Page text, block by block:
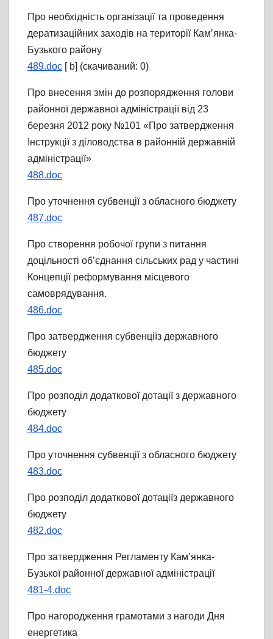
Про необхідність організації та проведення
дератизаційних заходів на території Кам’янка-
Бузького району
489.doc [ b] (cкачиваний: 0)
Про внесення змін до розпорядження голови
районної державної адміністрації від 23
березня 2012 року №101 «Про затвердження
Інструкції з діловодства в районній державній
адміністрації»
488.doc
Про уточнення субвенції з обласного бюджету
487.doc
Про створення робочої групи з питання
доцільності об’єднання сільських рад у частині
Концепції реформування місцевого
самоврядування.
486.doc
Про затвердження субвенціїз державного
бюджету
485.doc
Про розподіл додаткової дотації з державного
бюджету
484.doc
Про уточнення субвенції з обласного бюджету
483.doc
Про розподіл додаткової дотаціїз державного
бюджету
482.doc
Про затвердження Регламенту Кам’янка-
Бузької районної державної адміністрації
481-4.doc
Про нагородження грамотами з нагоди Дня
енергетика